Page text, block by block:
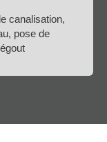
canalisation,
pose de